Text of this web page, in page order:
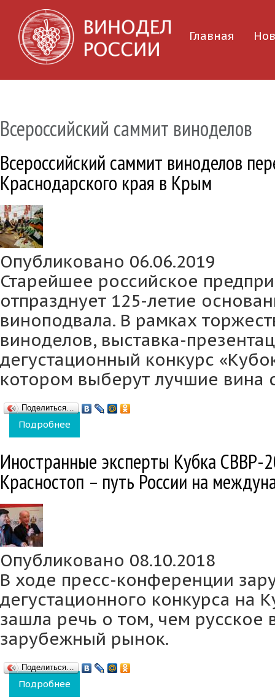
Главная
Всероссийский саммит виноделов
Всероссийский саммит виноделов
Краснодарского края в Крым
Опубликовано 06.06.2019
Старейшее российское
отпразднует 125-летие
виноподвала. В рамках
виноделов, выставка-
дегустационный конкурс
котором выберут лучшие вина
Поделиться…
Подробнее
Иностранные эксперты Кубка СВВР-
Красностоп – путь России на
Опубликовано 08.10.2018
В ходе пресс-конференции
дегустационного конкурса на
зашла речь о том, чем русское
зарубежный рынок.
Поделиться…
Подробнее